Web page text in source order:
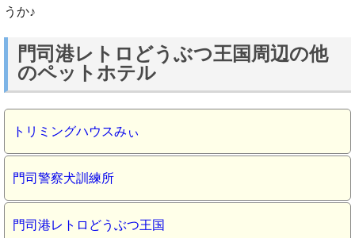
うか♪
門司港レトロどうぶつ王国周辺の他
のペットホテル
トリミングハウスみぃ
門司警察犬訓練所
門司港レトロどうぶつ王国